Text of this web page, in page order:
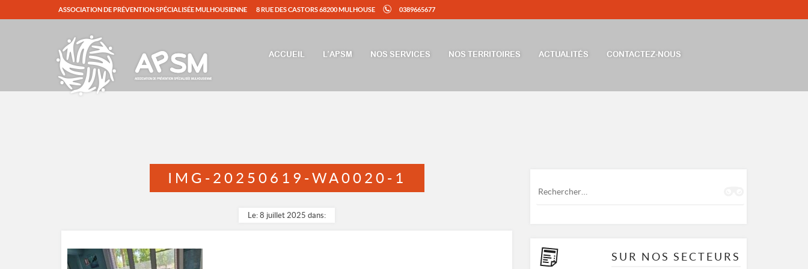
ASSOCIATION DE PRÉVENTION SPÉCIALISÉE MULHOUSIENNE 8 RUE DES CASTORS 68200 MULHOUSE 0389665677
ACCUEIL L’APSM NOS SERVICES NOS TERRITOIRES ACTUALITÉS CONTACTEZ-NOUS
IMG-20250619-WA0020-1
Le: 8 juillet 2025 dans:
SUR NOS SECTEURS